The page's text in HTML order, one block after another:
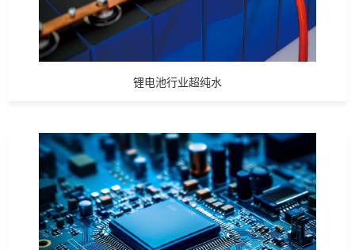
锂电池行业超纯水